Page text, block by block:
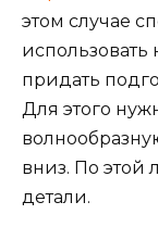
этом случае
использовать
придать
Для этого
вниз. По этой
детали.